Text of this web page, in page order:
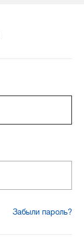
Забыли пароль?